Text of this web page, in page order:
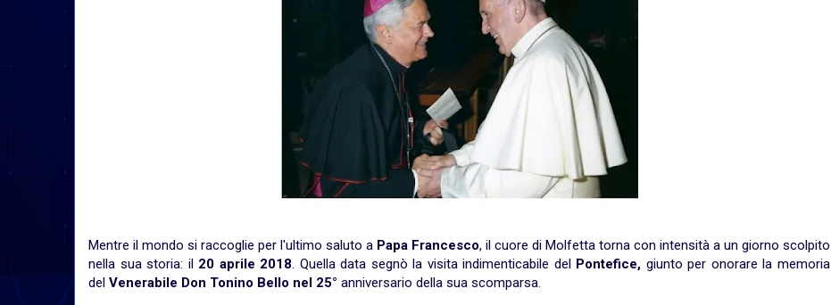
Mentre il mondo si raccoglie per l'ultimo saluto a Papa Francesco, il cuore di Molfetta torna con intensità a un giorno scolpito
nella sua storia: il 20 aprile 2018. Quella data segnò la visita indimenticabile del Pontefice, giunto per onorare la memoria
del Venerabile Don Tonino Bello nel 25° anniversario della sua scomparsa.